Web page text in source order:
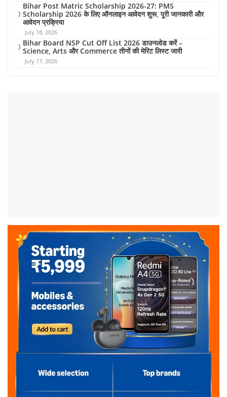
Bihar Post Matric Scholarship 2026-27: PMS
Scholarship 2026 के लिए ऑनलाइन आवेदन शुरू, पूरी जानकारी और
आवेदन प्रक्रिया
July 18, 2026
Bihar Board NSP Cut Off List 2026 डाउनलोड करें –
Science, Arts और Commerce तीनों की मेरिट लिस्ट जारी
July 17, 2026